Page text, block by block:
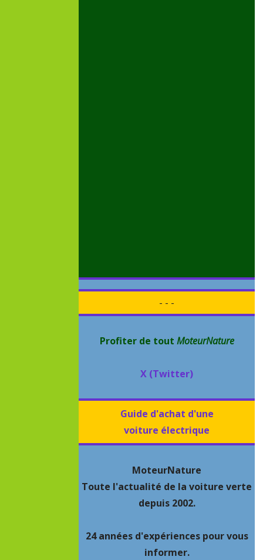
- - -
Profiter de tout MoteurNature
X (Twitter)
Guide d'achat d'une
voiture électrique
MoteurNature
Toute l'actualité de la voiture verte
depuis 2002.
24 années d'expériences pour vous
informer.